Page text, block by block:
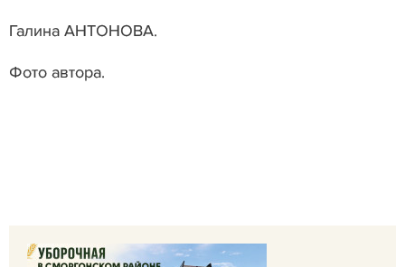
Галина АНТОНОВА.
Фото автора.